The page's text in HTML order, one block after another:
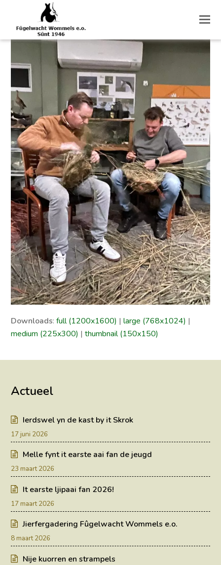
Downloads:full (1200x1600) |large (768x1024) |
medium (225x300) |thumbnail (150x150)
Actueel
Ierdswel yn de kast by it Skrok
17 juni 2026
Melle fynt it earste aai fan de jeugd
23 maart 2026
It earste ljipaai fan 2026!
17 maart 2026
Jierfergadering Fûgelwacht Wommels e.o.
8 maart 2026
Nije kuorren en strampels